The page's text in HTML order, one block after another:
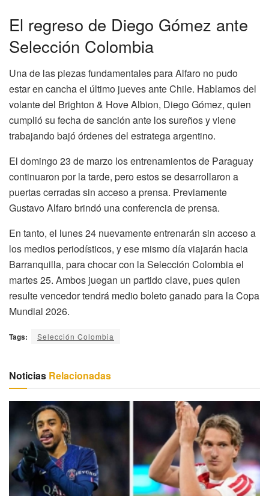
El regreso de Diego Gómez ante
Selección Colombia
Una de las piezas fundamentales para Alfaro no pudo
estar en cancha el último jueves ante Chile. Hablamos del
volante del Brighton & Hove Albion, Diego Gómez, quien
cumplió su fecha de sanción ante los sureños y viene
trabajando bajó órdenes del estratega argentino.
El domingo 23 de marzo los entrenamientos de Paraguay
continuaron por la tarde, pero estos se desarrollaron a
puertas cerradas sin acceso a prensa. Previamente
Gustavo Alfaro brindó una conferencia de prensa.
En tanto, el lunes 24 nuevamente entrenarán sin acceso a
los medios periodísticos, y ese mismo día viajarán hacia
Barranquilla, para chocar con la Selección Colombia el
martes 25. Ambos juegan un partido clave, pues quien
resulte vencedor tendrá medio boleto ganado para la Copa
Mundial 2026.
Tags: Selección Colombia
Noticias Relacionadas